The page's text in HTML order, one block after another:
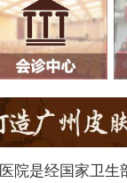
院是经国家卫生